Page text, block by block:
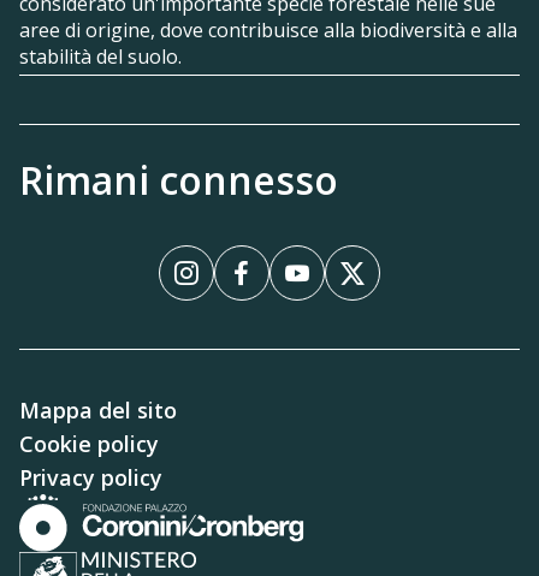
aree di origine, dove contribuisce alla biodiversità e alla
stabilità del suolo.
Rimani connesso
InstagramFacebookYouTube
X
Mappa del sito
Cookie policy
Privacy policy